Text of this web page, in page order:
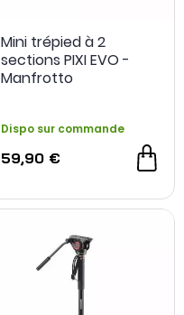
Mini trépied à 2
sections PIXI EVO -
Manfrotto
Dispo sur commande
59,90 €